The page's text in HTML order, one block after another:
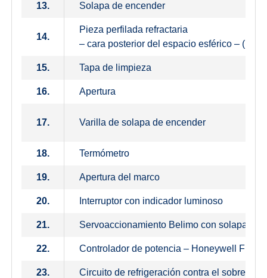
13. Solapa de encender
14.
Pieza perfilada refractaria
– cara posterior del espacio esférico –
15. Tapa de limpieza
16. Apertura
17. Varilla de solapa de encender
18. Termómetro
19. Apertura del marco
20. Interruptor con indicador luminoso
21. Servoaccionamiento Belimo con solapa
22. Controlador de potencia – Honeywell FR
23. Circuito de refrigeración contra el